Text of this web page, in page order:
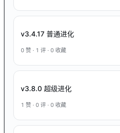
v3.4.17 普通进化
0 赞 · 1 评 · 0 收藏
v3.8.0 超级进化
1 赞 · 0 评 · 0 收藏